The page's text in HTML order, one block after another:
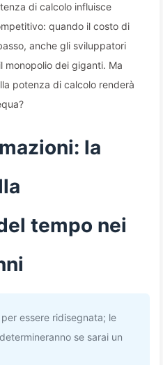
di calcolo influisce
quando il costo di
anche gli sviluppatori
monopolio dei giganti. Ma
potenza di calcolo renderà
la
tempo nei
essere ridisegnata; le
se sarai un